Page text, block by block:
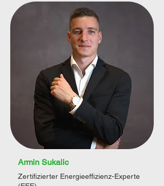
Armin Sukalic
Zertifizierter Energieeffizienz-Experte